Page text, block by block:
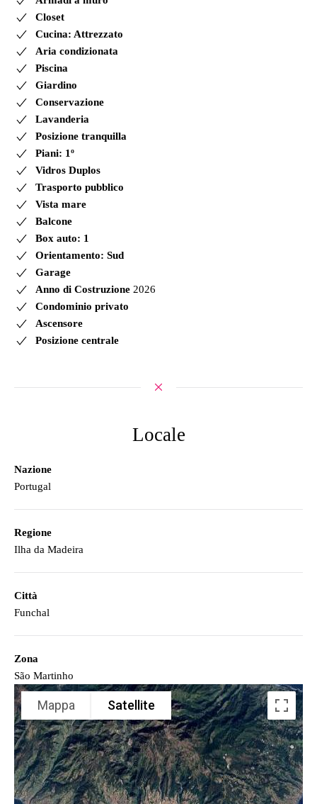
Closet
Cucina: Attrezzato
Aria condizionata
Piscina
Giardino
Conservazione
Lavanderia
Posizione tranquilla
Piani: 1º
Vidros Duplos
Trasporto pubblico
Vista mare
Balcone
Box auto: 1
Orientamento: Sud
Garage
Anno di Costruzione 2026
Condominio privato
Ascensore
Posizione centrale
Locale
Nazione
Portugal
Regione
Ilha da Madeira
Città
Funchal
Zona
São Martinho
Mappa Satellite